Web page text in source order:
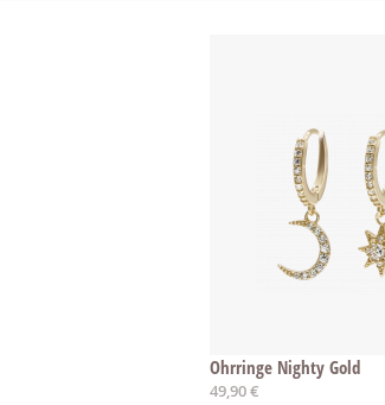
Ohrringe Nighty Gold
49,90 €